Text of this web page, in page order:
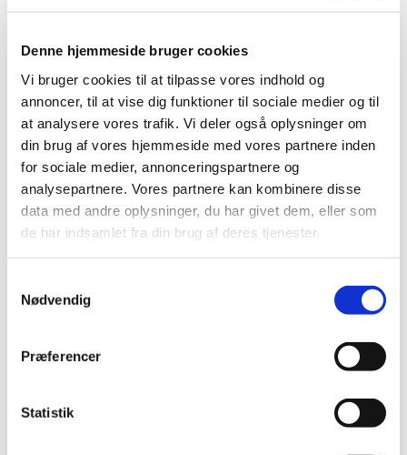
Denne hjemmeside bruger cookies
Vi bruger cookies til at tilpasse vores indhold og
annoncer, til at vise dig funktioner til sociale medier og til
at analysere vores trafik. Vi deler også oplysninger om
din brug af vores hjemmeside med vores partnere inden
for sociale medier, annonceringspartnere og
analysepartnere. Vores partnere kan kombinere disse
data med andre oplysninger, du har givet dem, eller som
de har indsamlet fra din brug af deres tjenester.
Nødvendig
Præferencer
Statistik
Der er aftensang mandag til lørdag kl. 17.30 – 18 i
Løgumkloster Kirke.
Aftensangens forløb (med undtagelse af onsdag)
Præludium
1. salme
Læsning og bøn
2. salme
Velsignelse
Postludium